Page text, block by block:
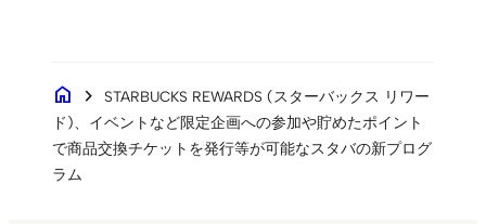
home chevron_right
STARBUCKS REWARDS (スターバックス リワー
ド)、イベントなど限定企画への参加や貯めたポイント
で商品交換チケットを発行等が可能なスタバの新プログ
ラム